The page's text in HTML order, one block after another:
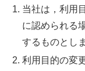
当社は，利用
に認められる
するものとし
利用目的の変